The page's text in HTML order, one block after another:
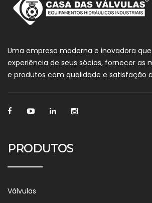
Uma empresa moderna e inovadora
experiência de seus sócios, fornecer as
e produtos com qualidade e satisfação
PRODUTOS
Válvulas